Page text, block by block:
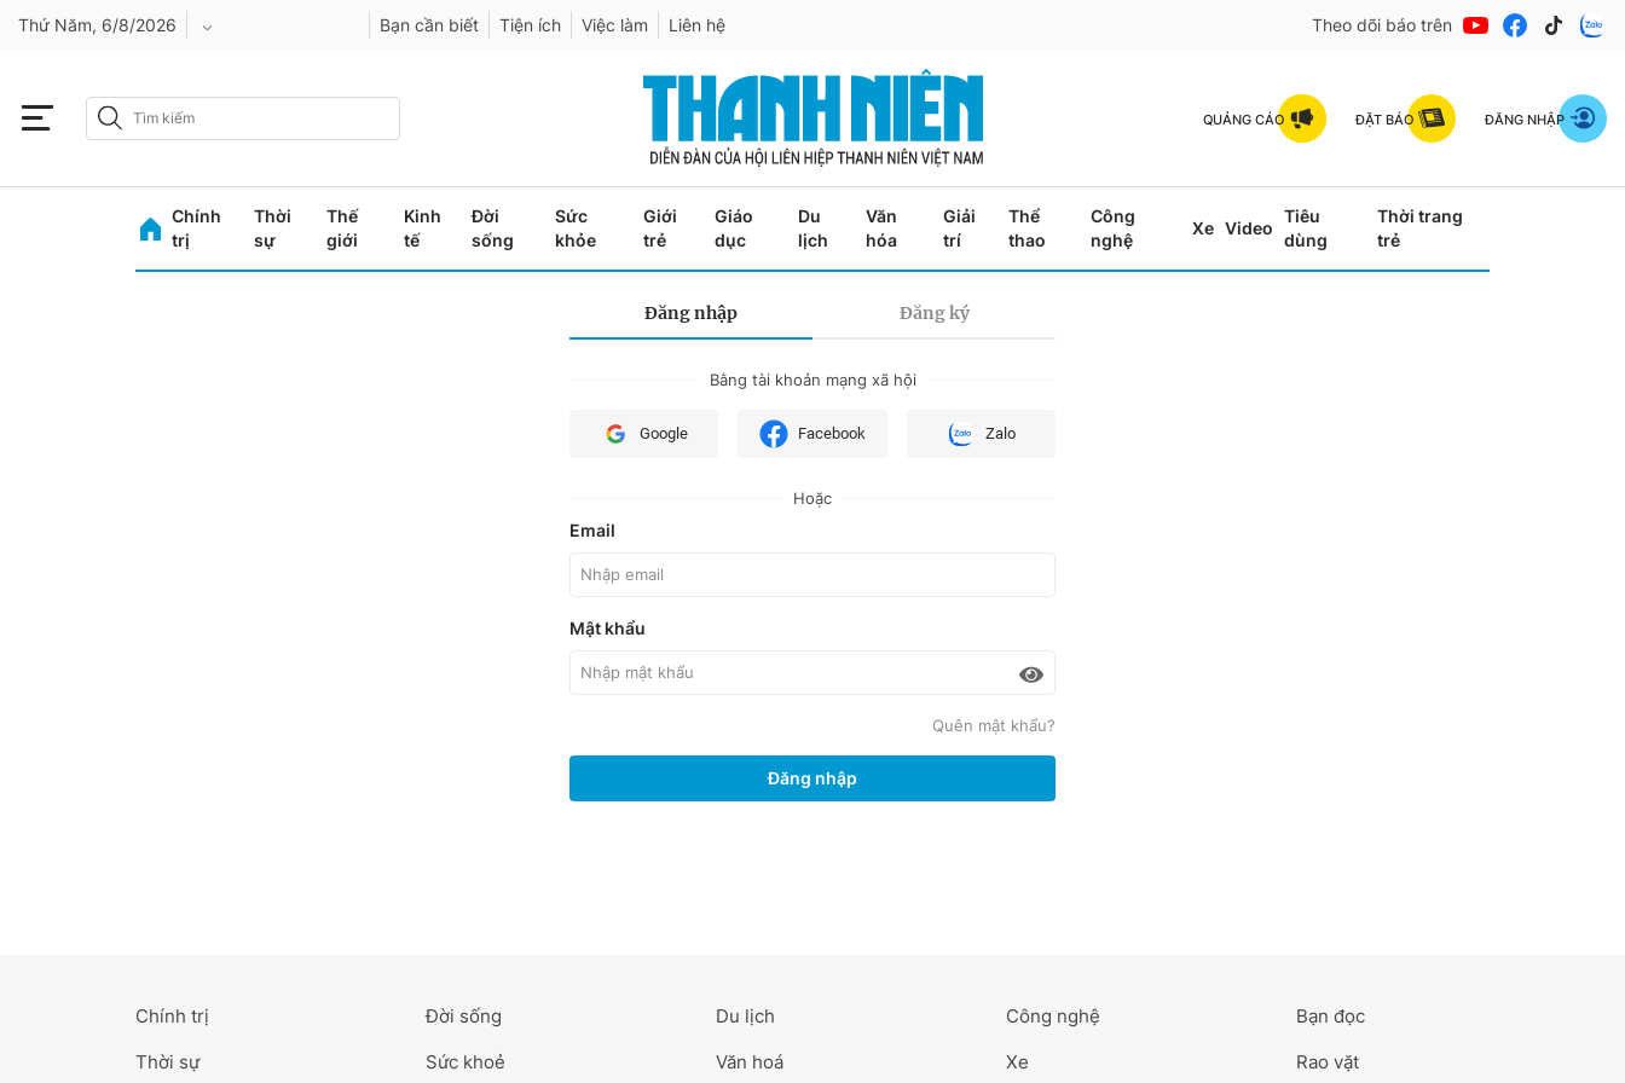
Thứ Năm, 6/8/2026
Bình Phước
Bạn cần biết Tiện ích Việc làm Liên hệ Theo dõi báo trên
QUẢNG CÁO ĐẶT BÁO ĐĂNG NHẬP
Chính
trị
Thời
sự
Thế
giới
Kinh
tế
Đời
sống
Sức
khỏe
Giới
trẻ
Giáo
dục
Du
lịch
Văn
hóa
Giải
trí
Thể
thao
Công
nghệ
Xe Video
Tiêu
dùng
Thời trang
trẻ
Đăng nhập Đăng ký
Bằng tài khoản mạng xã hội
Google Facebook Zalo
Hoặc
Email
Mật khẩu
Quên mật khẩu?
Đăng nhập
Chính trị
Thời sự
Đời sống
Sức khoẻ
Du lịch
Văn hoá
Công nghệ
Xe
Bạn đọc
Rao vặt